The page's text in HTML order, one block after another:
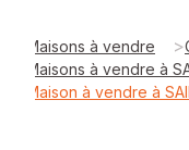
Maisons à vendre >
Maisons à vendre à
Maison à vendre à